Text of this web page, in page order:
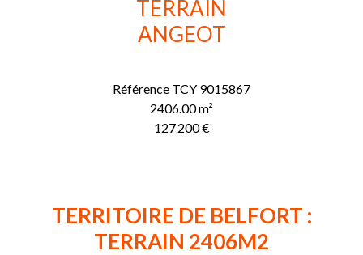
TERRAIN
ANGEOT
Référence TCY 9015867
2406.00m²
127 200 €
TERRITOIRE DE BELFORT :
TERRAIN 2406M2